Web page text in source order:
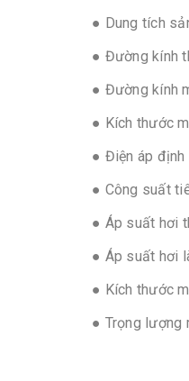
● Dung tích
● Đường kính
● Đường kính
● Kích thước
● Điện áp
● Công suất
● Áp suất hơi
● Áp suất hơi
● Kích thước
● Trọng lượng